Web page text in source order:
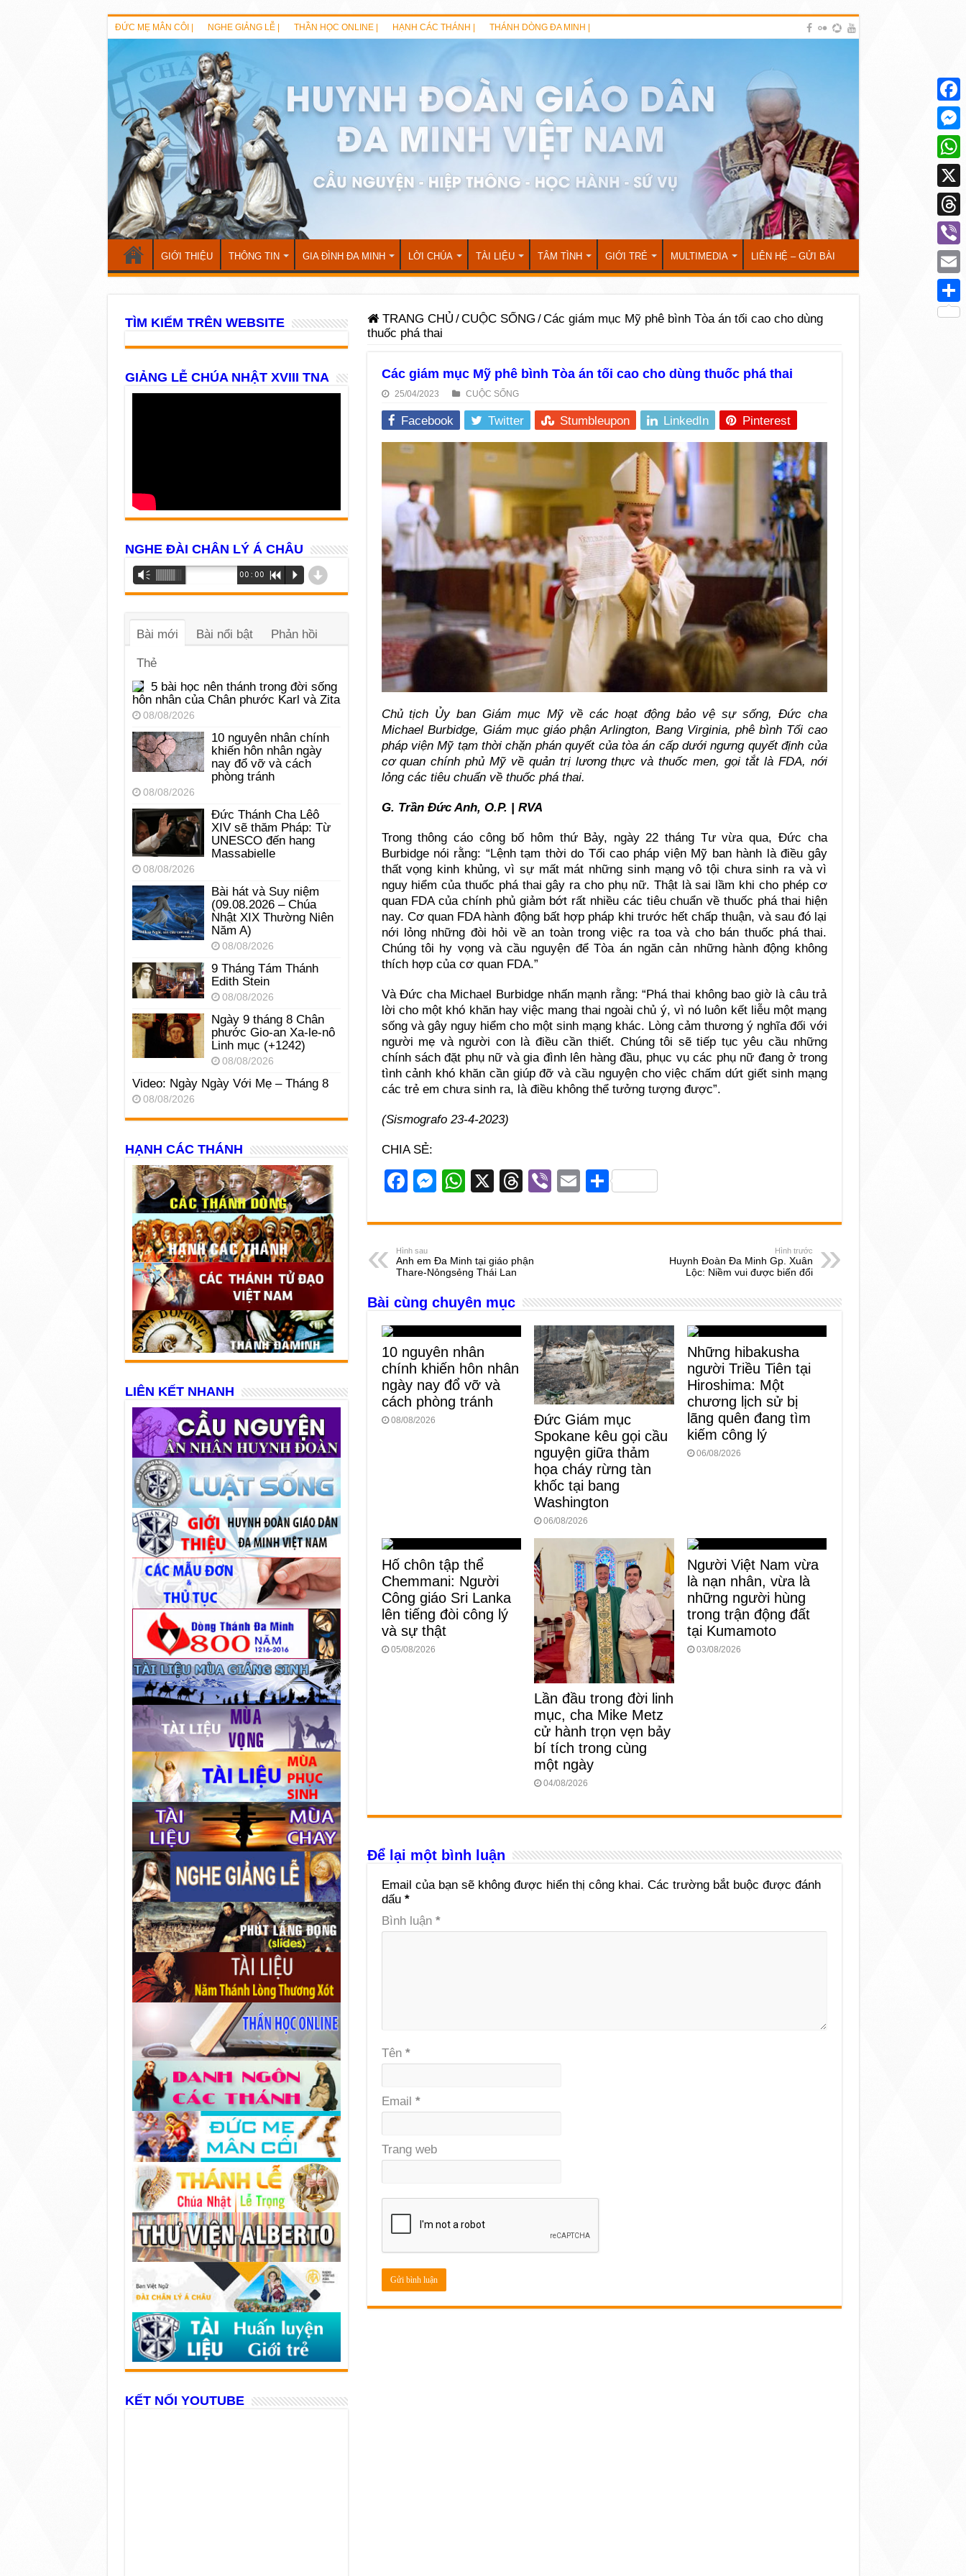
ĐỨC MẸ MÂN CÔI | NGHE GIẢNG LỄ | THẦN HỌC ONLINE | HẠNH CÁC THÁNH | THÁNH DÒNG ĐA MINH |
GIỚI THIỆU THÔNG TIN GIA ĐÌNH ĐA MINH LỜI CHÚA TÀI LIỆU TÂM TÌNH GIỚI TRẺ MULTIMEDIA LIÊN HỆ – GỬI BÀI
TRANG CHỦ /CUỘC SỐNG /Các giám mục Mỹ phê bình Tòa án tối cao cho dùng
thuốc phá thai
Các giám mục Mỹ phê bình Tòa án tối cao cho dùng thuốc phá thai
25/04/2023 CUỘC SỐNG
Facebook Twitter Stumbleupon LinkedIn Pinterest
Chủ tịch Ủy ban Giám mục Mỹ về các hoạt động bảo vệ sự sống, Đức cha
Michael Burbidge, Giám mục giáo phận Arlington, Bang Virginia, phê bình Tối cao
pháp viện Mỹ tạm thời chặn phán quyết của tòa án cấp dưới ngưng quyết định của
cơ quan chính phủ Mỹ về quản trị lương thực và thuốc men, gọi tắt là FDA, nới
lỏng các tiêu chuẩn về thuốc phá thai.
G. Trần Đức Anh, O.P. | RVA
Trong thông cáo công bố hôm thứ Bảy, ngày 22 tháng Tư vừa qua, Đức cha
Burbidge nói rằng: “Lệnh tạm thời do Tối cao pháp viện Mỹ ban hành là điều gây
thất vọng kinh khủng, vì sự mất mát những sinh mạng vô tội chưa sinh ra và vì
nguy hiểm của thuốc phá thai gây ra cho phụ nữ. Thật là sai lầm khi cho phép cơ
quan FDA của chính phủ giảm bớt rất nhiều các tiêu chuẩn về thuốc phá thai hiện
nay. Cơ quan FDA hành động bất hợp pháp khi trước hết chấp thuận, và sau đó lại
nới lỏng những đòi hỏi về an toàn trong việc ra toa và cho bán thuốc phá thai.
Chúng tôi hy vọng và cầu nguyện để Tòa án ngăn cản những hành động không
thích hợp của cơ quan FDA.”
Và Đức cha Michael Burbidge nhấn mạnh rằng: “Phá thai không bao giờ là câu trả
lời cho một khó khăn hay việc mang thai ngoài chủ ý, vì nó luôn kết liễu một mạng
sống và gây nguy hiểm cho một sinh mạng khác. Lòng cảm thương ý nghĩa đối với
người mẹ và người con là điều cần thiết. Chúng tôi sẽ tiếp tục yêu cầu những
chính sách đặt phụ nữ và gia đình lên hàng đầu, phục vụ các phụ nữ đang ở trong
tình cảnh khó khăn cần giúp đỡ và cầu nguyện cho việc chấm dứt giết sinh mạng
các trẻ em chưa sinh ra, là điều không thể tưởng tượng được”.
(Sismografo 23-4-2023)
CHIA SẺ:
F
c
e
b
o
o
k
M
ss
e
n
g
er
W
at
s
A
p
p
X
T
e
a
d
s
Vi
er
E
ail
S
ar
Hình sau
Anh em Đa Minh tại giáo phận
Thare-Nỏngsẻng Thái Lan
Hình trước
Huynh Đoàn Đa Minh Gp. Xuân
Lộc: Niềm vui được biến đổi
Bài cùng chuyên mục
10 nguyên nhân
chính khiến hôn nhân
ngày nay đổ vỡ và
cách phòng tránh
08/08/2026
Đức Giám mục
Spokane kêu gọi cầu
nguyện giữa thảm
họa cháy rừng tàn
khốc tại bang
Washington
06/08/2026
Những hibakusha
người Triều Tiên tại
Hiroshima: Một
chương lịch sử bị
lãng quên đang tìm
kiếm công lý
06/08/2026
Hố chôn tập thể
Chemmani: Người
Công giáo Sri Lanka
lên tiếng đòi công lý
và sự thật
05/08/2026
Lần đầu trong đời linh
mục, cha Mike Metz
cử hành trọn vẹn bảy
bí tích trong cùng
một ngày
04/08/2026
Người Việt Nam vừa
là nạn nhân, vừa là
những người hùng
trong trận động đất
tại Kumamoto
03/08/2026
Để lại một bình luận
Email của bạn sẽ không được hiển thị công khai. Các trường bắt buộc được đánh
dấu *
Bình luận *
Tên *
Email *
Trang web
TÌM KIẾM TRÊN WEBSITE
GIẢNG LỄ CHÚA NHẬT XVIII TNA
NGHE ĐÀI CHÂN LÝ Á CHÂU
Trình
phát
âm
Vm 00:00 R P d
Bài mới Bài nổi bật Phản hồi
Thẻ
5 bài học nên thánh trong đời sống
hôn nhân của Chân phước Karl và Zita
08/08/2026
10 nguyên nhân chính
khiến hôn nhân ngày
nay đổ vỡ và cách
phòng tránh
08/08/2026
Đức Thánh Cha Lêô
XIV sẽ thăm Pháp: Từ
UNESCO đến hang
Massabielle
08/08/2026
Bài hát và Suy niệm
(09.08.2026 – Chúa
Nhật XIX Thường Niên
Năm A)
08/08/2026
9 Tháng Tám Thánh
Edith Stein
08/08/2026
Ngày 9 tháng 8 Chân
phước Gio-an Xa-le-nô
Linh mục (+1242)
08/08/2026
Video: Ngày Ngày Với Mẹ – Tháng 8
08/08/2026
HẠNH CÁC THÁNH
LIÊN KẾT NHANH
KẾT NỐI YOUTUBE
X
Viber